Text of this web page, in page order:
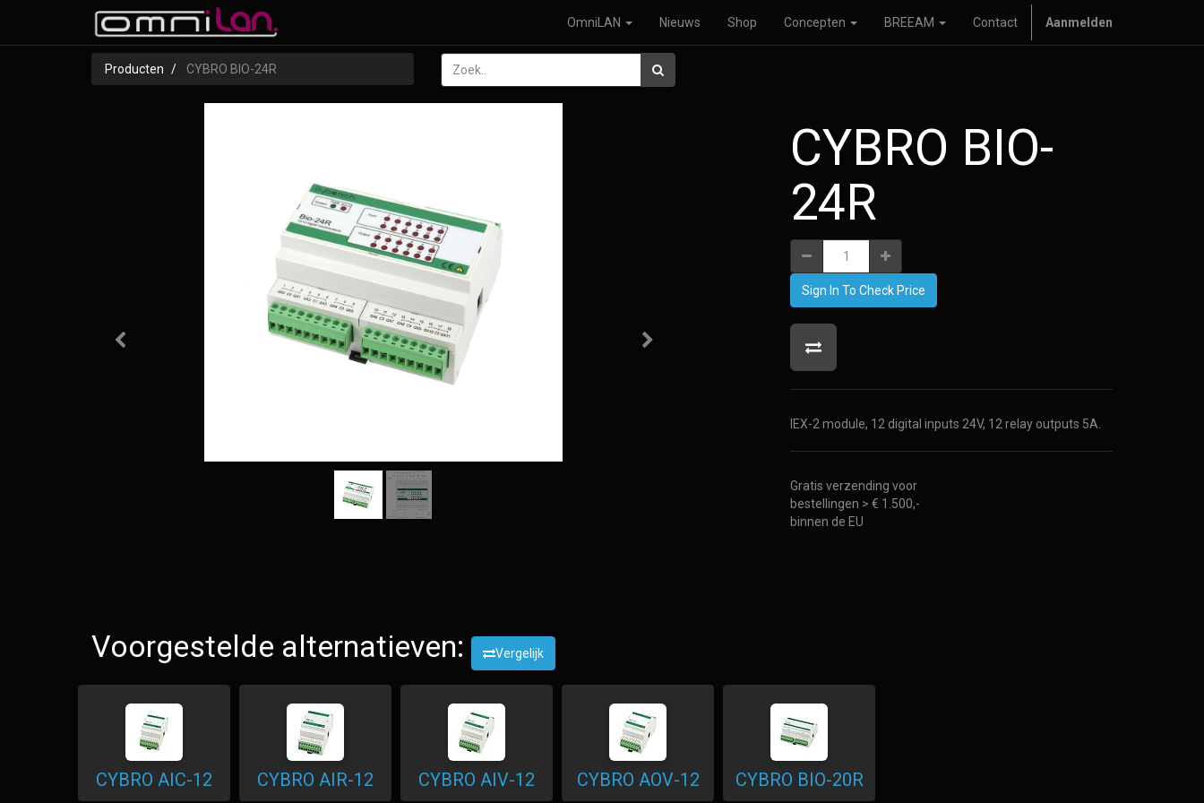
OmniLAN Nieuws Shop Concepten BREEAM Contact Aanmelden
Producten CYBRO BIO-24R
Volgende
CYBRO BIO-
24R
Sign In To Check Price
IEX-2 module, 12 digital inputs 24V, 12 relay outputs 5A.
Gratis verzending voor
bestellingen > € 1.500,-
binnen de EU
Voorgestelde alternatieven: Vergelijk
CYBRO AIC-12 CYBRO AIR-12 CYBRO AIV-12 CYBRO AOV-12 CYBRO BIO-20R